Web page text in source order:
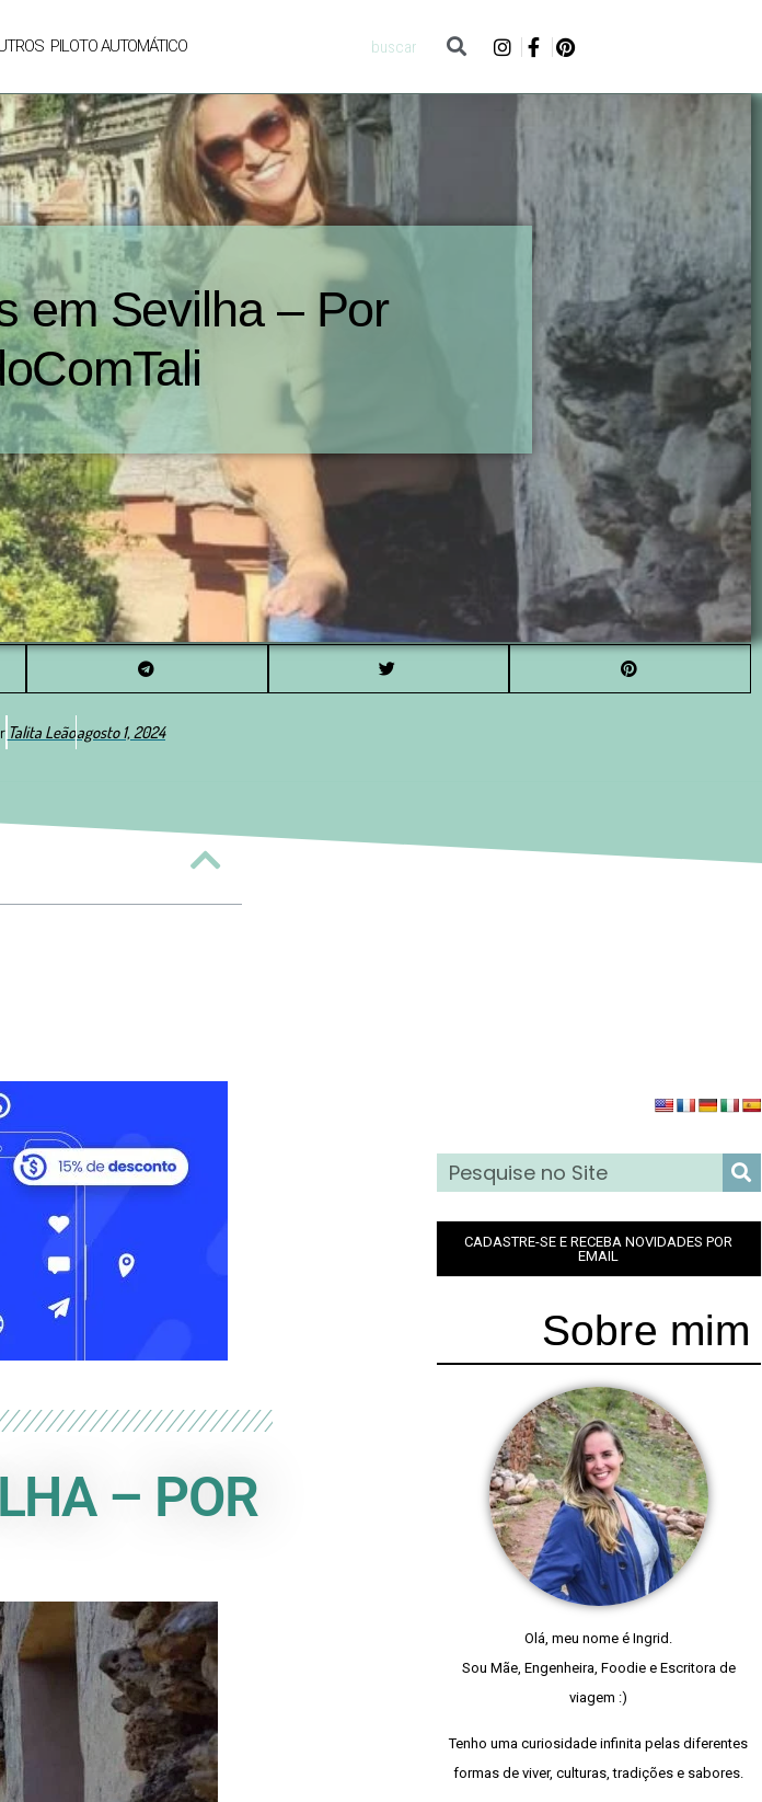
PILOTO AUTOMÁTICO
em Sevilha – Por
Talita Leãoagosto 1, 2024
– POR
CADASTRE-SE E RECEBA NOVIDADES POR
EMAIL
Sobre mim
Olá, meu nome é Ingrid.
Sou Mãe, Engenheira, Foodie e Escritora de
viagem :)
Tenho uma curiosidade infinita pelas diferentes
formas de viver, culturas, tradições e sabores.